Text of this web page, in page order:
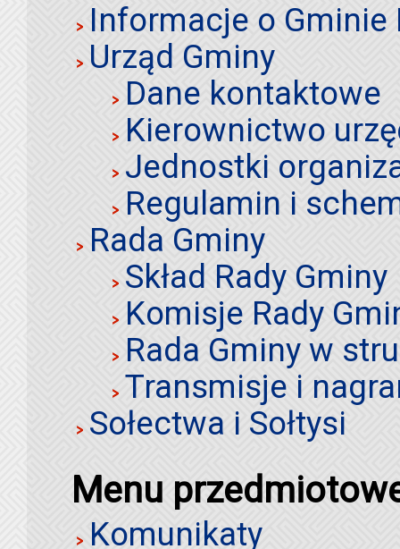
Informacje o Gminie
Urząd Gminy
Dane kontaktowe
Kierownictwo
Jednostki
Regulamin i
Rada Gminy
Skład Rady Gminy
Komisje Rady
Rada Gminy w
Transmisje i
Sołectwa i Sołtysi
Menu
Komunikaty